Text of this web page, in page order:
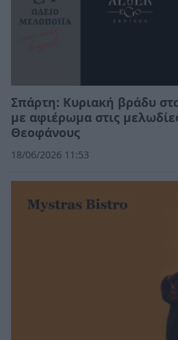
Σπάρτη: Κυριακή βράδυ
με αφιέρωμα στις
Θεοφάνους
18/06/2026 11:53